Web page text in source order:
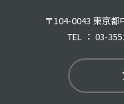
〒104-0043 東京
TEL ： 03-